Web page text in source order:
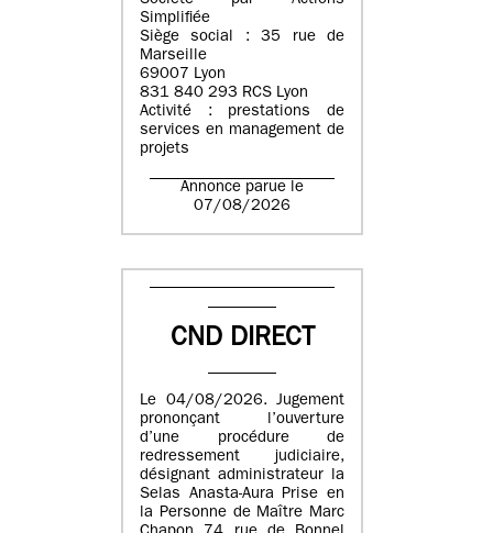
Simplifiée
Siège social : 35 rue de
Marseille
69007 Lyon
831 840 293 RCS Lyon
Activité : prestations de
services en management de
projets
Annonce parue le
07/08/2026
CND DIRECT
Le 04/08/2026. Jugement
prononçant l’ouverture
d’une procédure de
redressement judiciaire,
désignant administrateur la
Selas Anasta-Aura Prise en
la Personne de Maître Marc